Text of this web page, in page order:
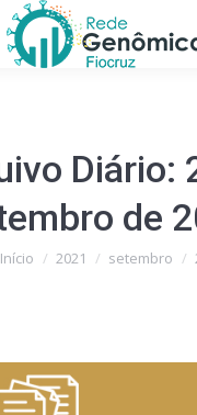
Diário:
de
está aqui:
Início 2021 setembro